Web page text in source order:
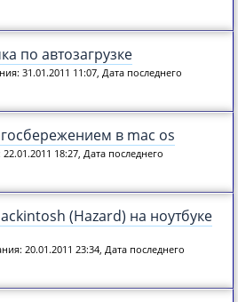
по автозагрузке
31.01.2011 11:07, Дата последнего
в mac os
18:27, Дата последнего
(Hazard) на ноутбуке
20.01.2011 23:34, Дата последнего